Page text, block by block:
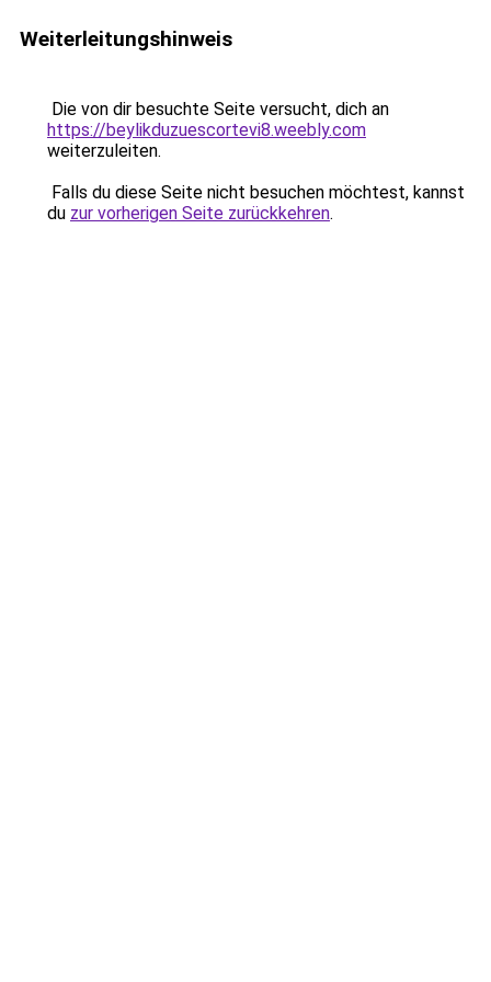
Weiterleitungshinweis
Die von dir besuchte Seite versucht, dich an
https://beylikduzuescortevi8.weebly.com
weiterzuleiten.
Falls du diese Seite nicht besuchen möchtest, kannst
du zur vorherigen Seite zurückkehren.